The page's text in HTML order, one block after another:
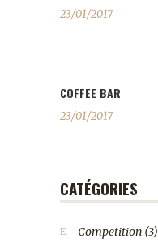
23/01/2017
COFFEE BAR
23/01/2017
CATÉGORIES
Competition (3)